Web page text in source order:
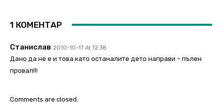
1 КОМЕНТАР
Станислав 2010-10-17 At 12:38
Дано да не е и това като останалите дето направи – пълен
провал!!!
Comments are closed.